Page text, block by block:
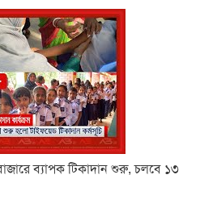
ব্যাপক টিকাদান শুরু, চলবে ১৩